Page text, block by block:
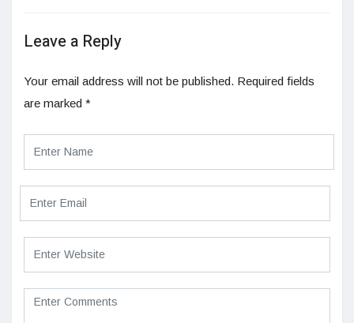
Leave a Reply
Your email address will not be published. Required fields
are marked *